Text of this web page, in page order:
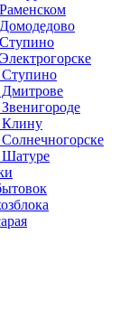
Ступино
Клину
Шатуре